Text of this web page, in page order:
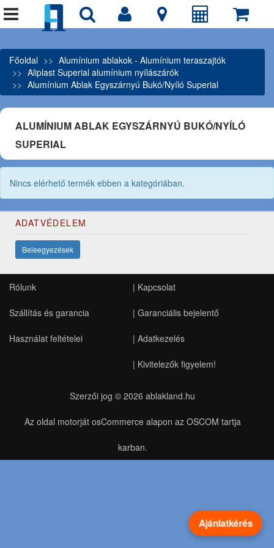
Főoldal
Alumínium ablakok - Alumínium teraszajtók
Aliplast Superial alumínium nyílászárók
Alumínium Ablak Egyszárnyú Bukó/Nyíló Superial
ALUMÍNIUM ABLAK EGYSZÁRNYÚ BUKÓ/NYÍLÓ
SUPERIAL
Nincs elérhető termék ebben a kategóriában.
Ajánlatkérés
ADATVÉDELEM
Beleegyezések
Rólunk
Szállítás és garancia
Használat feltételei
| Kapcsolat
| Garanciális bejelentő
| Adatkezelés
| Kivitelezők figyelem!
Szerzői jog © 2026 ablakland.hu
Az oldal motorját osCommerce alapon az OSCOM tartja
karban.